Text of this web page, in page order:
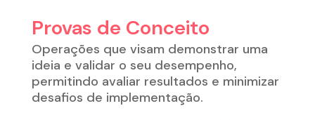
Provas de Conceito
Operações que visam demonstrar uma
ideia e validar o seu desempenho,
permitindo avaliar resultados e minimizar
desafios de implementação.